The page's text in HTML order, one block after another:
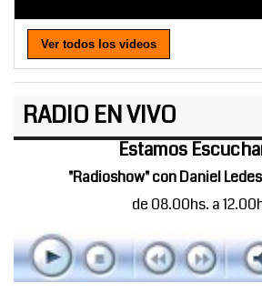
Ver todos los videos
RADIO EN VIVO
Estamos
"Radioshow" con Daniel
de 08.00hs. a